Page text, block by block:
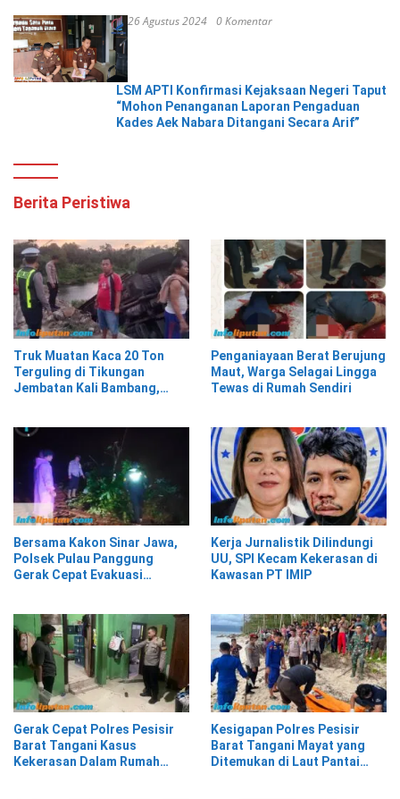
26 Agustus 2024 0 Komentar
LSM APTI Konfirmasi Kejaksaan Negeri Taput
“Mohon Penanganan Laporan Pengaduan
Kades Aek Nabara Ditangani Secara Arif”
Berita Peristiwa
Truk Muatan Kaca 20 Ton
Terguling di Tikungan
Jembatan Kali Bambang,
Penganiayaan Berat Berujung
Maut, Warga Selagai Lingga
Tewas di Rumah Sendiri
Bersama Kakon Sinar Jawa,
Polsek Pulau Panggung
Gerak Cepat Evakuasi
Kerja Jurnalistik Dilindungi
UU, SPI Kecam Kekerasan di
Kawasan PT IMIP
Gerak Cepat Polres Pesisir
Barat Tangani Kasus
Kekerasan Dalam Rumah
Kesigapan Polres Pesisir
Barat Tangani Mayat yang
Ditemukan di Laut Pantai